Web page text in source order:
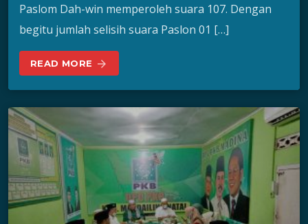
Paslom Dah-win memperoleh suara 107. Dengan
begitu jumlah selisih suara Paslon 01 […]
READ MORE arrow_forward